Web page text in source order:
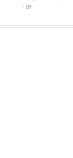
ㆍ IP: